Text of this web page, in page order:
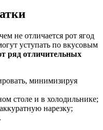
не отличается рот ягод
уступать по вкусовым
ряд отличительных
минимизируя
столе и в холодильнике;
нарезку;